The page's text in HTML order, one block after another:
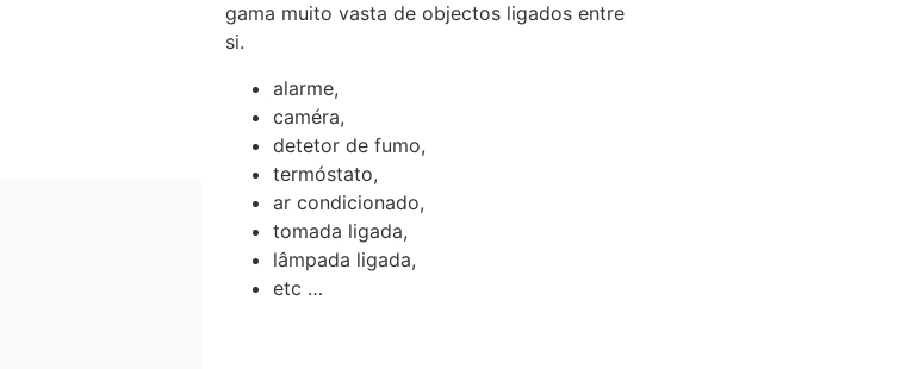
gama muito vasta de objectos ligados entre
si.
alarme,
caméra,
detetor de fumo,
termóstato,
ar condicionado,
tomada ligada,
lâmpada ligada,
etc …